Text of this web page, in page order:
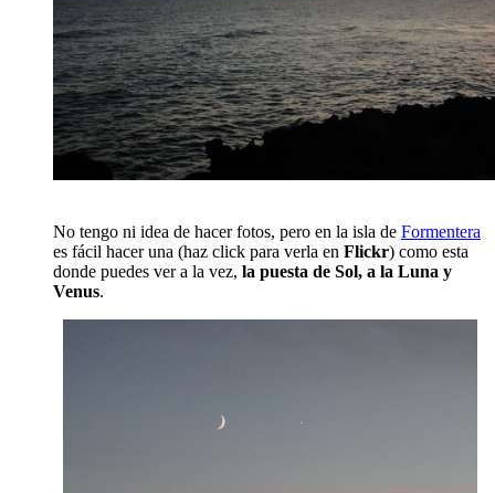
No tengo ni idea de hacer fotos, pero en la isla de Formentera
es fácil hacer una (haz click para verla en Flickr) como esta
donde puedes ver a la vez, la puesta de Sol, a la Luna y
Venus.